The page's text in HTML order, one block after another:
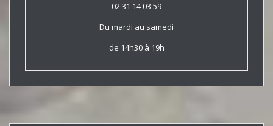
02 31 14 03 59
Du mardi au samedi
de 14h30 à 19h